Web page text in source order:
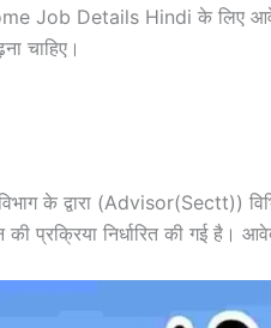
Job Details Hindi के लिए
चाहिए।
द्वारा (Advisor(Sectt))
प्रक्रिया निर्धारित की गई है।